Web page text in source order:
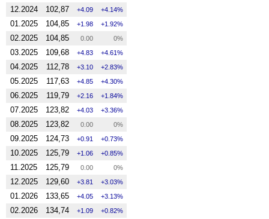
12.2024 102,87 4.09 4.14%
01.2025 104,85 1.98 1.92%
02.2025 104,85 0.00 0%
03.2025 109,68 4.83 4.61%
04.2025 112,78 3.10 2.83%
05.2025 117,63 4.85 4.30%
06.2025 119,79 2.16 1.84%
07.2025 123,82 4.03 3.36%
08.2025 123,82 0.00 0%
09.2025 124,73 0.91 0.73%
10.2025 125,79 1.06 0.85%
11.2025 125,79 0.00 0%
12.2025 129,60 3.81 3.03%
01.2026 133,65 4.05 3.13%
02.2026 134,74 1.09 0.82%